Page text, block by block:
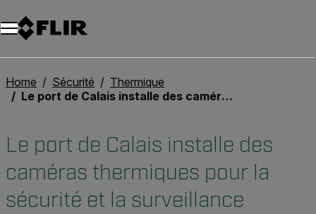
Unread messages
Modèle
Supprimer
articles
article
Ajouter au panier
Ajouté au panier
Home Sécurité
Thermique
Le port de Calais installe des caméras thermiques pour la sécurité et la surveillance
Le port de Calais installe des
caméras thermiques pour la
sécurité et la surveillance